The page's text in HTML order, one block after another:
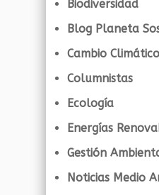
Biodiversidad
Blog Planeta
Cambio Climático
Columnistas
Ecología
Energías
Gestión
Noticias Medio